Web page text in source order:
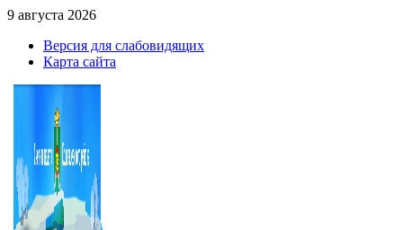
9 августа 2026
Версия для слабовидящих
Карта сайта